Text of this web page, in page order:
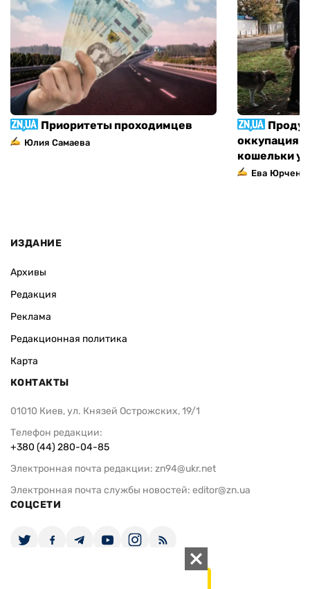
Приоритеты проходимцев
Юлия Самаева
оккупация
кошельки
Ева
ИЗДАНИЕ
Архивы
Редакция
Реклама
Редакционная политика
Карта
КОНТАКТЫ
01010 Киев, ул. Князей Острожских, 19/1
Телефон редакции:
+380 (44) 280-04-85
Электронная почта редакции: zn94@ukr.net
Электронная почта службы новостей: editor@zn.ua
СОЦСЕТИ